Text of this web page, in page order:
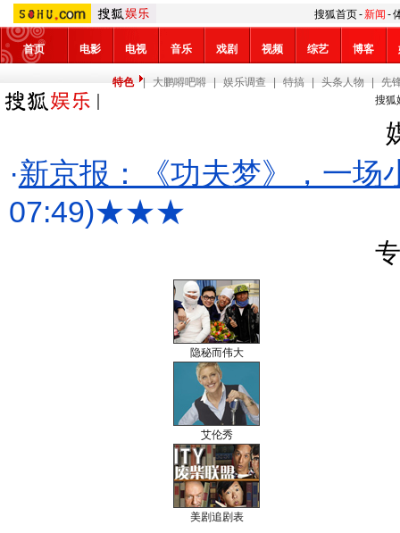
搜狐首页-新闻 -
首页 电影 电视 音乐 戏剧 视频 综艺 博客
特色 大鹏嘚吧嘚 娱乐调查 特搞 头条人物
先
搜狐
·新京报：《功夫梦》，一场
07:49)★★★
隐秘而伟大
艾伦秀
美剧追剧表